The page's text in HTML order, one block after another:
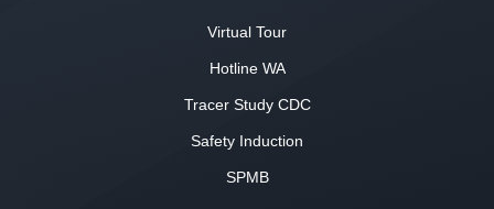
Virtual Tour
Hotline WA
Tracer Study CDC
Safety Induction
SPMB